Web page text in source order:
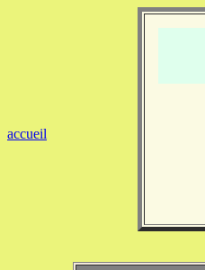
accueil